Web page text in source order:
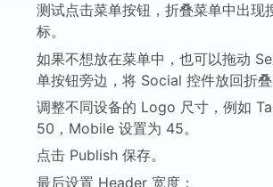
测试点击菜单按钮，折叠菜单中出现
标。
如果不想放在菜单中，也可以拖动
单按钮旁边，将 Social 控件放回折叠
调整不同设备的 Logo 尺寸，例如
50，Mobile 设置为 45。
点击 Publish 保存。
最后设置 Header 宽度：